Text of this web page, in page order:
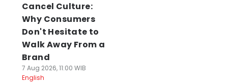
Cancel Culture:
Why Consumers
Don't Hesitate to
Walk Away From a
Brand
7 Aug 2026, 11:00 WIB
English